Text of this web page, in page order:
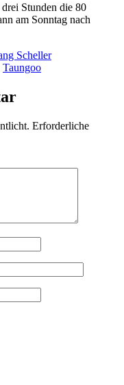
Stunden die 80
am Sonntag nach
Scheller
Taungoo
Erforderliche